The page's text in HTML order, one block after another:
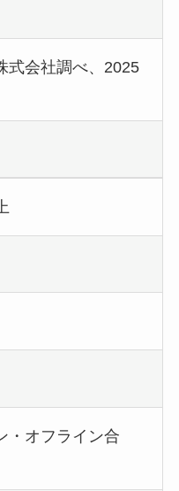
式会社調べ、2025
・オフライン合